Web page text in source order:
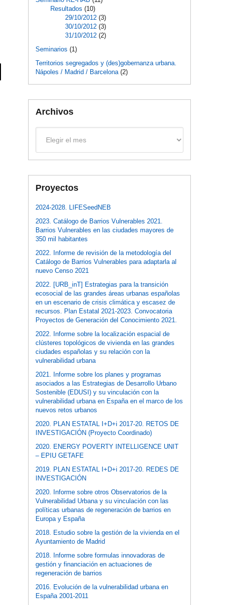
Resultados (10)
29/10/2012 (3)
30/10/2012 (3)
31/10/2012 (2)
Seminarios (1)
Territorios segregados y (des)gobernanza urbana.
Nápoles / Madrid / Barcelona(2)
Archivos
Proyectos
2024-2028. LIFESeedNEB
2023. Catálogo de Barrios Vulnerables 2021.
Barrios Vulnerables en las ciudades mayores de
350 mil habitantes
2022. Informe de revisión de la metodología del
Catálogo de Barrios Vulnerables para adaptarla al
nuevo Censo 2021
2022. [URB_inT] Estrategias para la transición
ecosocial de las grandes áreas urbanas españolas
en un escenario de crisis climática y escasez de
recursos. Plan Estatal 2021-2023. Convocatoria
Proyectos de Generación del Conocimiento 2021.
2022. Informe sobre la localización espacial de
clústeres topológicos de vivienda en las grandes
ciudades españolas y su relación con la
vulnerabilidad urbana
2021. Informe sobre los planes y programas
asociados a las Estrategias de Desarrollo Urbano
Sostenible (EDUSI) y su vinculación con la
vulnerabilidad urbana en España en el marco de los
nuevos retos urbanos
2020. PLAN ESTATAL I+D+i 2017-20. RETOS DE
INVESTIGACIÓN (Proyecto Coordinado)
2020. ENERGY POVERTY INTELLIGENCE UNIT
– EPIU GETAFE
2019. PLAN ESTATAL I+D+i 2017-20. REDES DE
INVESTIGACIÓN
2020. Informe sobre otros Observatorios de la
Vulnerabilidad Urbana y su vinculación con las
políticas urbanas de regeneración de barrios en
Europa y España
2018. Estudio sobre la gestión de la vivienda en el
Ayuntamiento de Madrid
2018. Informe sobre formulas innovadoras de
gestión y financiación en actuaciones de
regeneración de barrios
2016. Evolución de la vulnerabilidad urbana en
España 2001-2011